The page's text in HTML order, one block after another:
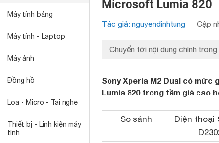
Máy tính bảng
Máy tính - Laptop
Máy ảnh
Đồng hồ
Loa - Micro - Tai nghe
Thiết bị - Linh kiện máy
tính
Microsoft Lumia 820
Tác giả: nguyendinhtung Cập
Chuyển tới nội dung chính trong
Sony Xperia M2 Dual có
Lumia 820 trong tầm giá cao
So sánh
Điện thoại